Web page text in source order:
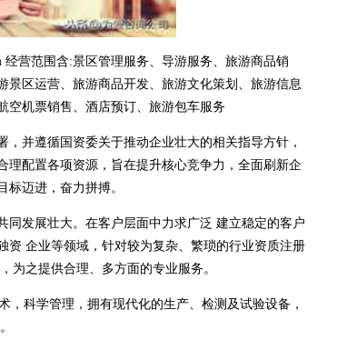
经营范围含:景区管理服务、导游服务、旅游商品销
区运营、旅游商品开发、旅游文化策划、旅游信息
空机票销售、酒店预订、旅游包车服务
并遵循国资委关于推动企业壮大的相关指导方针，
配置各项资源，旨在提升核心竞争力，全面刷新企
迈进，奋力拼搏。
发展壮大。在客户层面中力求广泛 建立稳定的客户
企业等领域，针对较为复杂、繁琐的行业资质注册
为之提供合理、多方面的专业服务。
科学管理，拥有现代化的生产、检测及试验设备，